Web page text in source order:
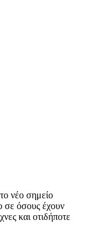
νέο σημείο
σε όσους έχουν
και οτιδήποτε